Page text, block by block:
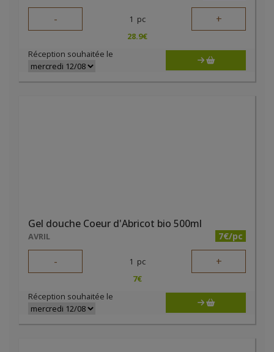
- 1 pc +
28.9€
Réception souhaitée le
Gel douche Coeur d'Abricot bio 500ml
AVRIL 7€/pc
- 1 pc +
7€
Réception souhaitée le